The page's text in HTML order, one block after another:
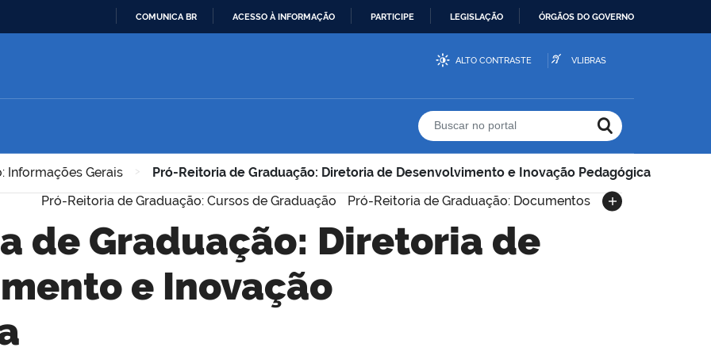
CONTEÚDO
COMUNICA BR ACESSO À INFORMAÇÃO PARTICIPE LEGISLAÇÃO ÓRGÃOS DO GOVERNO
ALTO CONTRASTE VLIBRAS
Buscar no portal
Informações Gerais >
Pró-Reitoria de Graduação: Diretoria de Desenvolvimento e Inovação Pedagógica
Pró-Reitoria de Graduação: Cursos de Graduação
Pró-Reitoria de Graduação: Documentos
e Inovação